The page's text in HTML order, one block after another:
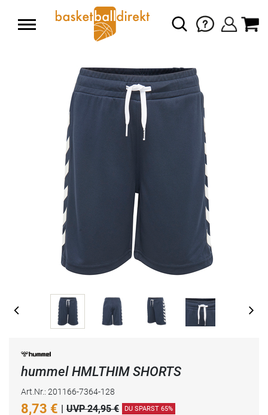
hummel HMLTHIM SHORTS
Art.Nr.: 201166-7364-128
8,73 € | UVP 24,95 € DU SPARST 65%